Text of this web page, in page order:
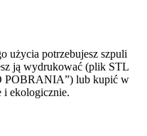
użycia potrzebujesz szpuli
ją wydrukować (plik STL
POBRANIA”) lub kupić w
i ekologicznie.